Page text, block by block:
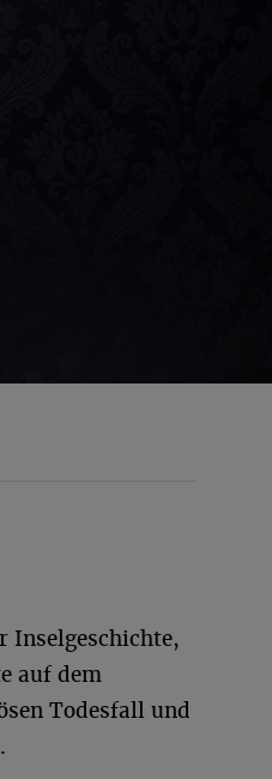
Inselgeschichte,
auf dem
Todesfall und